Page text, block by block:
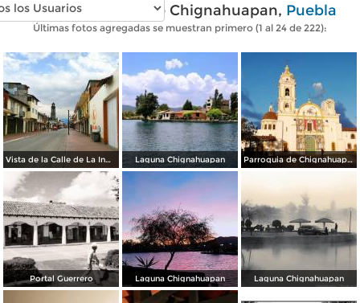
Fotos modernas de Chignahuapan, Puebla
Últimas fotos agregadas se muestran primero (1 al 24 de 222):
Vista de la Calle de La Inmaculada en Semana Santa 2020. Laguna Chignahuapan Parroquia de Chignahuapan
Portal Guerrero Laguna Chignahuapan Laguna Chignahuapan